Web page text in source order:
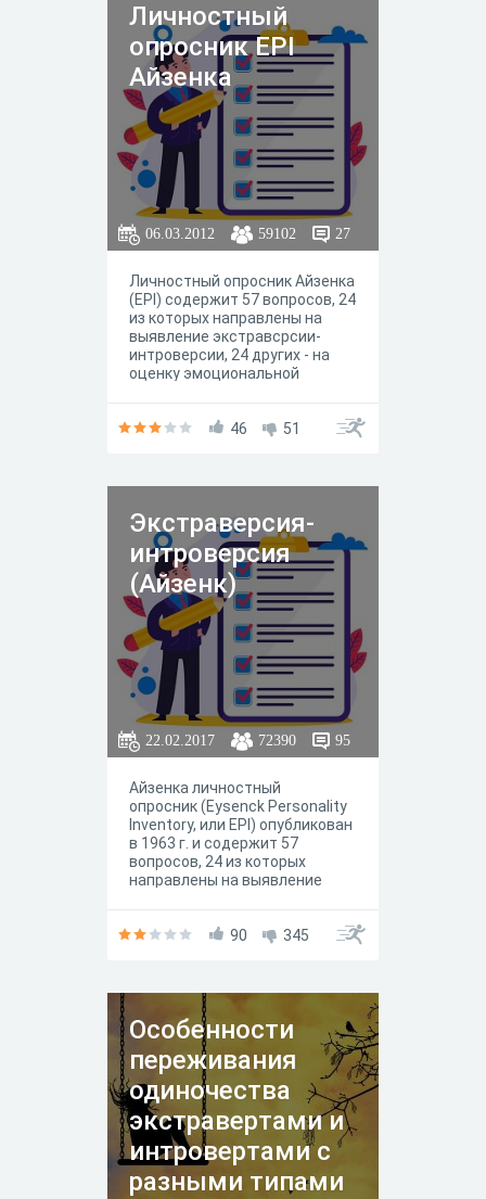
Личностный
опросник EPI
Айзенка
06.03.2012 59102 27
Личностный опросник Айзенка
(EPI) содержит 57 вопросов, 24
из которых направлены на
выявление экстравсрсии-
интроверсии, 24 других - на
оценку эмоциональной
остальные 9 составляют
искренности испытуемого, его
достоверности результатов.
46 51
Экстраверсия-
интроверсия
(Айзенк)
22.02.2017 72390 95
Айзенка личностный
опросник (Eysenck Personality
Inventory, или ЕРI) опубликован
в 1963 г. и содержит 57
вопросов, 24 из которых
направлены на выявление
эмоциональной
остальные 9 составляют
контрольную группу вопросов,
предназначенную для оценки
искренности испытуемого, его
отношения к обследованию и
достоверности результатов. Г.
Айзенк разработал два
варианта данной методики (А
и В), которые отличаются
только текстом опросника.
нструкция, ключ и обработка
данных дублируются. Наличие
90 345
Особенности
переживания
одиночества
экстравертами и
интровертами с
разными типами